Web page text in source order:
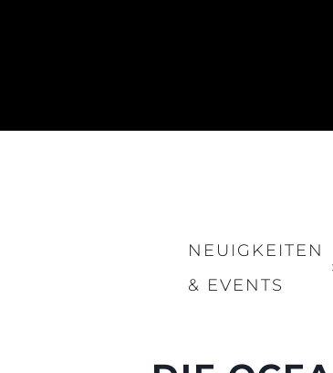
NEUIGKEITEN
& EVENTS